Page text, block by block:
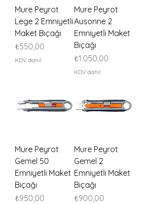
Mure Peyrot
Lege 2 Emniyetli
Maket Bıçağı
Fiyat
₺550,00
KDV dahil
Mure Peyrot
Ausonne 2
Emniyetli Maket
Bıçağı
Fiyat
₺1.050,00
KDV dahil
Mure Peyrot
Gemel 50
Emniyetli Maket
Bıçağı
Fiyat
₺950,00
Mure Peyrot
Gemel 2
Emniyetli Maket
Bıçağı
Fiyat
₺900,00